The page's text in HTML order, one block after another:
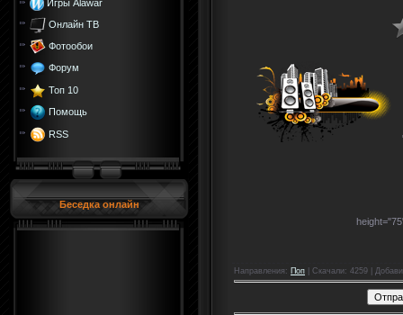
Игры Alawar
Онлайн ТВ
Фотообои
Форум
Топ 10
Помощь
RSS
Беседка онлайн
Направления : Поп Скачали: 4259 |